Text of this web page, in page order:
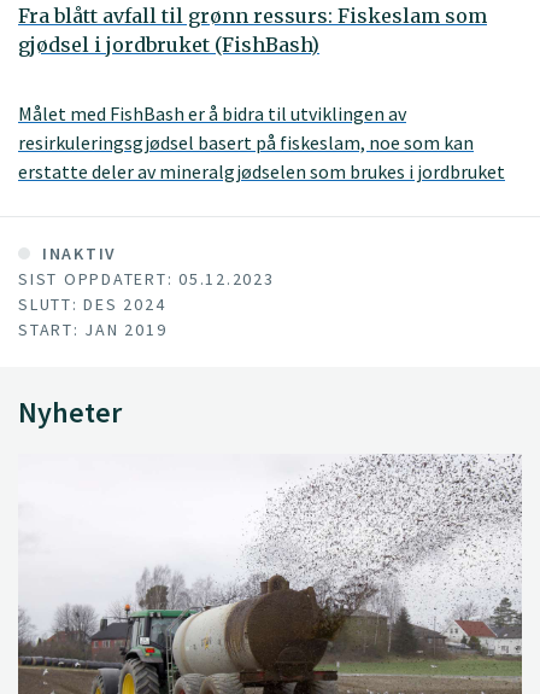
Fra blått avfall til grønn ressurs: Fiskeslam som
gjødsel i jordbruket (FishBash)
Målet med FishBash er å bidra til utviklingen av
resirkuleringsgjødsel basert på fiskeslam, noe som kan
erstatte deler av mineralgjødselen som brukes i jordbruket
INAKTIV
SIST OPPDATERT: 05.12.2023
SLUTT: DES 2024
START: JAN 2019
Nyheter